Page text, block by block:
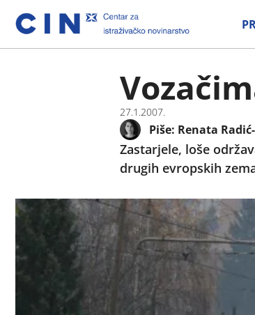
27.1.2007.
Piše: Renata
Zastarjele, loše
drugih evropskih